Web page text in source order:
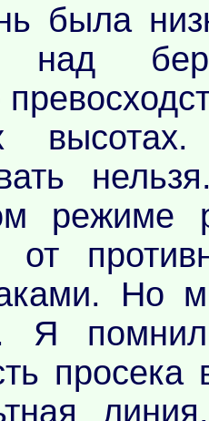
была
над
режиме
от
Но
Я
просека